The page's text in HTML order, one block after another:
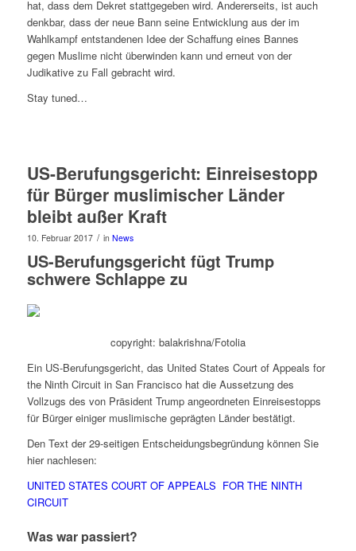
hat, dass dem Dekret stattgegeben wird. Andererseits, ist auch
denkbar, dass der neue Bann seine Entwicklung aus der im
Wahlkampf entstandenen Idee der Schaffung eines Bannes
gegen Muslime nicht überwinden kann und erneut von der
Judikative zu Fall gebracht wird.
Stay tuned…
US-Berufungsgericht: Einreisestopp
für Bürger muslimischer Länder
bleibt außer Kraft
10. Februar 2017 / in News
US-Berufungsgericht fügt Trump
schwere Schlappe zu
copyright: balakrishna/Fotolia
Ein US-Berufungsgericht, das United States Court of Appeals for
the Ninth Circuit in San Francisco hat die Aussetzung des
Vollzugs des von Präsident Trump angeordneten Einreisestopps
für Bürger einiger muslimische geprägten Länder bestätigt.
Den Text der 29-seitigen Entscheidungsbegründung können Sie
hier nachlesen:
UNITED STATES COURT OF APPEALS FOR THE NINTH
CIRCUIT
Was war passiert?